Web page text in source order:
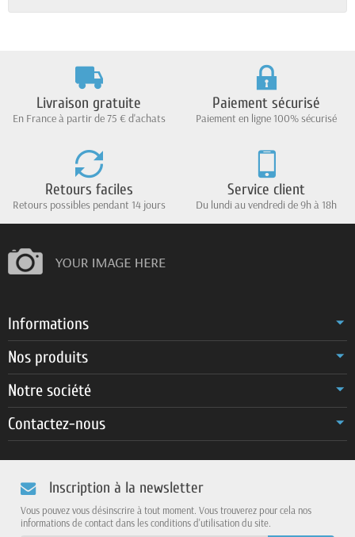
Livraison gratuite
En France à partir de 75 € d'achats
Paiement sécurisé
Paiement en ligne 100% sécurisé
Retours faciles
Retours possibles pendant 14 jours
Service client
Du lundi au vendredi de 9h à 18h
Informations
Nos produits
Notre société
Contactez-nous
Inscription à la newsletter
Vous pouvez vous désinscrire à tout moment. Vous trouverez pour cela nos
informations de contact dans les conditions d'utilisation du site.